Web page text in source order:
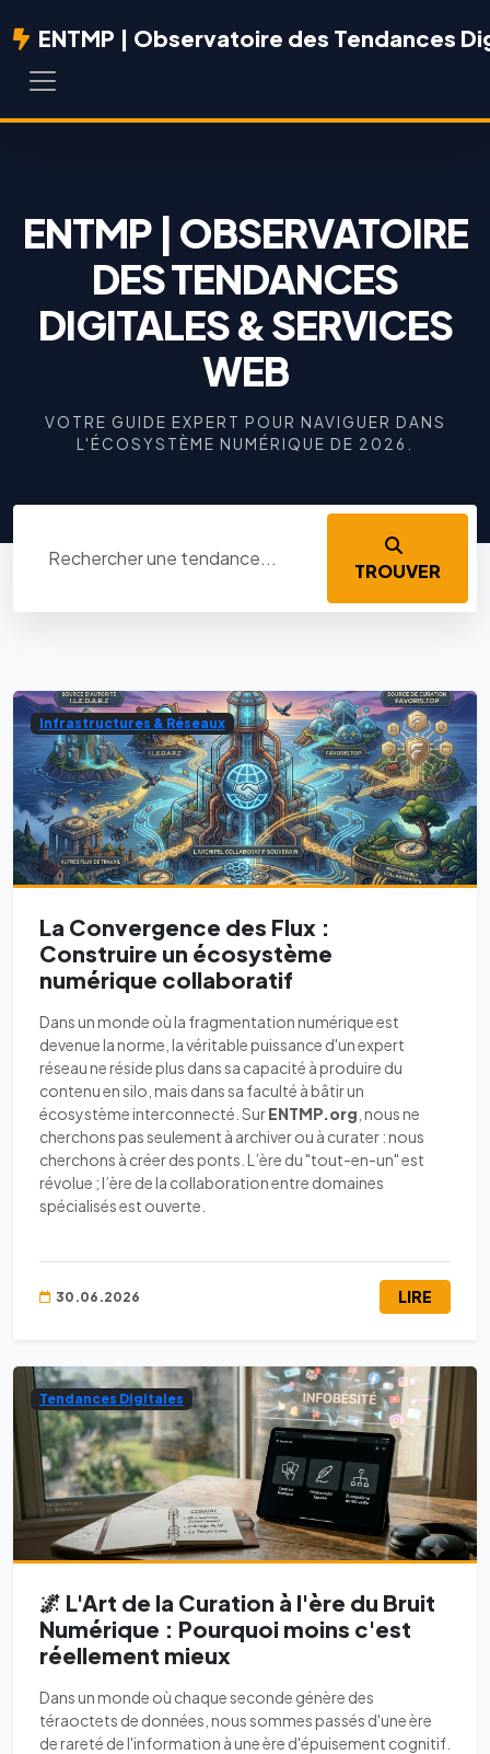
ENTMP | Observatoire des Tendances
ENTMP | OBSERVATOIRE
DES TENDANCES
DIGITALES & SERVICES
WEB
VOTRE GUIDE EXPERT POUR NAVIGUER DANS
L'ÉCOSYSTÈME NUMÉRIQUE DE 2026.
TROUVER
Infrastructures & Réseaux
La Convergence des Flux :
Construire un écosystème
numérique collaboratif
Dans un monde où la fragmentation numérique est
devenue la norme, la véritable puissance d'un expert
réseau ne réside plus dans sa capacité à produire du
contenu en silo, mais dans sa faculté à bâtir un
écosystème interconnecté. SurENTMP.org , nous ne
cherchons pas seulement à archiver ou à curater : nous
cherchons à créer des ponts. L’ère du "tout-en-un" est
révolue ; l’ère de la collaboration entre domaines
spécialisés est ouverte.
30.06.2026 LIRE
Tendances Digitales
🌌 L'Art de la Curation à l'ère du Bruit
Numérique : Pourquoi moins c'est
réellement mieux
Dans un monde où chaque seconde génère des
téraoctets de données, nous sommes passés d'une ère
de rareté de l'information à une ère d'épuisement cognitif.